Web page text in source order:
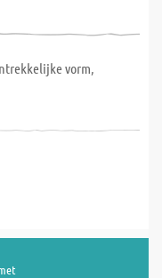
vorm,